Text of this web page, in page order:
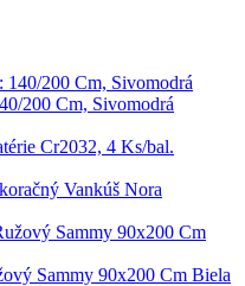
200 Cm, Sivomodrá
Cr2032, 4 Ks/bal.
Vankúš Nora
Sammy 90x200 Cm Biela